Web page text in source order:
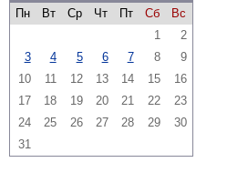
Пн
Вт Ср Чт Пт Сб
Вс
1
2
3
4 5 6 7 8
9
10
11 12 13 14 15
16
17
18 19 20 21 22
23
24
25 26 27 28 29
30
31